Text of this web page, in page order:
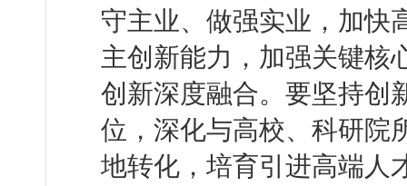
守主业、做强实业，加快
主创新能力，加强关键核
创新深度融合。要坚持创
位，深化与高校、科研院
地转化，培育引进高端人